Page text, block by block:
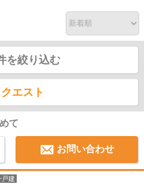
を絞り込む
エスト
て
お問い合わせ
戸建